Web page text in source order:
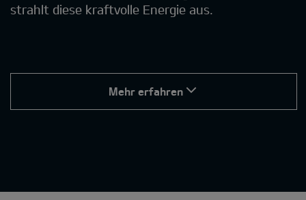
strahlt diese kraftvolle Energie aus.
Mehr erfahren